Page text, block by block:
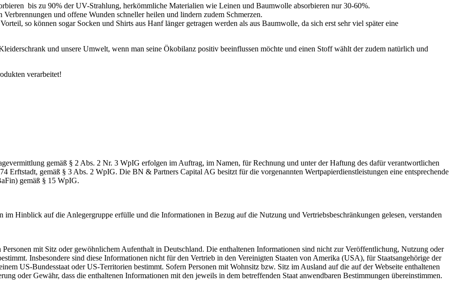
bis zu 90% der UV-Strahlung, herkömmliche Materialien wie Leinen und Baumwolle absorbieren nur 30-60%.
und offene Wunden schneller heilen und lindern zudem Schmerzen.
so können sogar Socken und Shirts aus Hanf länger getragen werden als aus Baumwolle, da sich erst sehr viel später eine
und unsere Umwelt, wenn man seine Ökobilanz positiv beeinflussen möchte und einen Stoff wählt der zudem natürlich und
verarbeitet!
gemäß § 2 Abs. 2 Nr. 3 WpIG erfolgen im Auftrag, im Namen, für Rechnung und unter der Haftung des dafür verantwortlichen
Erftstadt, gemäß § 3 Abs. 2 WpIG. Die BN & Partners Capital AG besitzt für die vorgenannten Wertpapierdienstleistungen eine entsprechende
gemäß § 15 WpIG.
im Hinblick auf die Anlegergruppe erfülle und die Informationen in Bezug auf die Nutzung und Vertriebsbeschränkungen gelesen, verstanden
mit Sitz oder gewöhnlichem Aufenthalt in Deutschland. Die enthaltenen Informationen sind nicht zur Veröffentlichung, Nutzung oder
Insbesondere sind diese Informationen nicht für den Vertrieb in den Vereinigten Staaten von Amerika (USA), für Staatsangehörige der
US-Bundesstaat oder US-Territorien bestimmt. Sofern Personen mit Wohnsitz bzw. Sitz im Ausland auf die auf der Webseite enthaltenen
oder Gewähr, dass die enthaltenen Informationen mit den jeweils in dem betreffenden Staat anwendbaren Bestimmungen übereinstimmen.